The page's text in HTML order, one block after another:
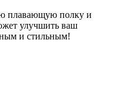
плавающую полку и
улучшить ваш
и стильным!